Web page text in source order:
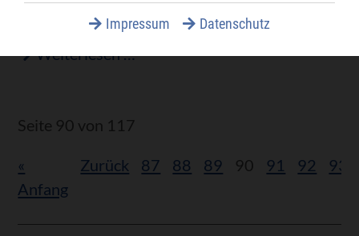
Gemeinderat einmütig den Kauf eines Unitracs
Weiterlesen …Aus
Seite 90 von 117
«
Anfang
Zurück 87 88 89 90 91 92 93
Impressum Datenschutz